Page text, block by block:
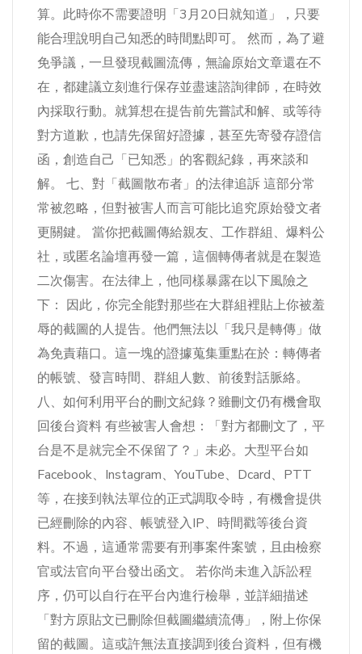
算。此時你不需要證明「3月20日就知道」，只要
能合理說明自己知悉的時間點即可。 然而，為了避
免爭議，一旦發現截圖流傳，無論原始文章還在不
在，都建議立刻進行保存並盡速諮詢律師，在時效
內採取行動。就算想在提告前先嘗試和解、或等待
對方道歉，也請先保留好證據，甚至先寄發存證信
函，創造自己「已知悉」的客觀紀錄，再來談和
解。 七、對「截圖散布者」的法律追訴 這部分常
常被忽略，但對被害人而言可能比追究原始發文者
更關鍵。 當你把截圖傳給親友、工作群組、爆料公
社，或匿名論壇再發一篇，這個轉傳者就是在製造
二次傷害。在法律上，他同樣暴露在以下風險之
下： 因此，你完全能對那些在大群組裡貼上你被羞
辱的截圖的人提告。他們無法以「我只是轉傳」做
為免責藉口。這一塊的證據蒐集重點在於：轉傳者
的帳號、發言時間、群組人數、前後對話脈絡。
八、如何利用平台的刪文紀錄？雖刪文仍有機會取
回後台資料 有些被害人會想：「對方都刪文了，平
台是不是就完全不保留了？」未必。大型平台如
Facebook、Instagram、YouTube、Dcard、PTT
等，在接到執法單位的正式調取令時，有機會提供
已經刪除的內容、帳號登入IP、時間戳等後台資
料。不過，這通常需要有刑事案件案號，且由檢察
官或法官向平台發出函文。 若你尚未進入訴訟程
序，仍可以自行在平台內進行檢舉，並詳細描述
「對方原貼文已刪除但截圖繼續流傳」，附上你保
留的截圖。這或許無法直接調到後台資料，但有機